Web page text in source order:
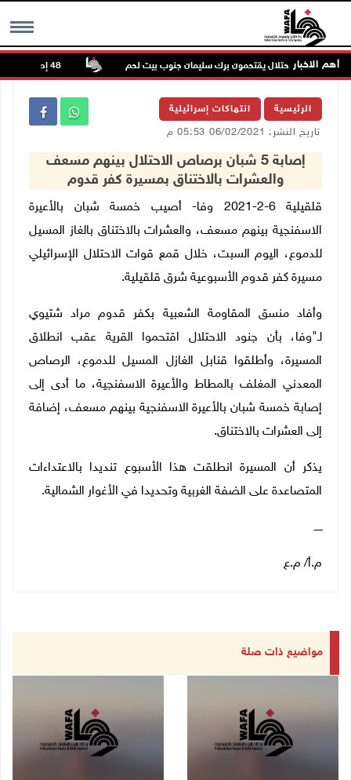
MENU أهم الاخبار
قوات الاحتلال يقتحمون برك سليمان جنوب بيت لحم 48 إصابة منذ بدء عدوان الاحتلال على مخيم قلنديا وكفر عقب شمال القدس
الرئيسية انتهاكات إسرائيلية
تاريخ النشر: 06/02/2021 05:53 م
إصابة 5 شبان برصاص الاحتلال بينهم مسعف
والعشرات بالاختناق بمسيرة كفر قدوم
قلقيلية 6-2-2021 وفا- أصيب خمسة شبان بالأعيرة
الاسفنجية بينهم مسعف، والعشرات بالاختناق بالغاز المسيل
للدموع، اليوم السبت، خلال قمع قوات الاحتلال الإسرائيلي
مسيرة كفر قدوم الأسبوعية شرق قلقيلية.
وأفاد منسق المقاومة الشعبية بكفر قدوم مراد شتيوي
لـ"وفا، بأن جنود الاحتلال اقتحموا القرية عقب انطلاق
المسيرة، وأطلقوا قنابل الغازل المسيل للدموع، الرصاص
المعدني المغلف بالمطاط والأعيرة الاسفنجية، ما أدى إلى
إصابة خمسة شبان بالأعيرة الاسفنجية بينهم مسعف، إضافة
إلى العشرات بالاختناق.
يذكر أن المسيرة انطلقت هذا الأسبوع تنديدا بالاعتداءات
المتصاعدة على الضفة الغربية وتحديدا في الأغوار الشمالية.
ـــــ
م.أ/ م.ع
مواضيع ذات صلة